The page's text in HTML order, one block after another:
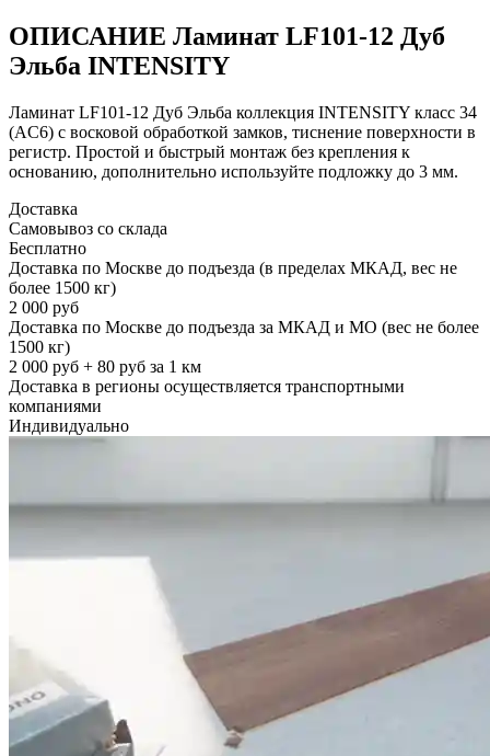
ОПИСАНИЕ Ламинат LF101-12 Дуб
Эльба INTENSITY
Ламинат LF101-12 Дуб Эльба коллекция INTENSITY класс 34
(AC6) с восковой обработкой замков, тиснение поверхности в
регистр. Простой и быстрый монтаж без крепления к
основанию, дополнительно используйте подложку до 3 мм.
Доставка
Самовывоз со склада
Бесплатно
Доставка по Москве до подъезда (в пределах МКАД, вес не
более 1500 кг)
2 000 руб
Доставка по Москве до подъезда за МКАД и МО (вес не более
1500 кг)
2 000 руб + 80 руб за 1 км
Доставка в регионы осуществляется транспортными
компаниями
Индивидуально